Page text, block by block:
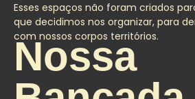
Esses espaços não foram criados
que decidimos nos organizar, para
com nossos corpos territórios.
Nossa